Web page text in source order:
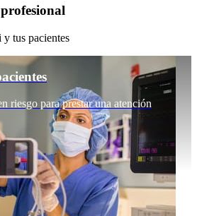
y tus pacientes
riesgo para prestar una atención